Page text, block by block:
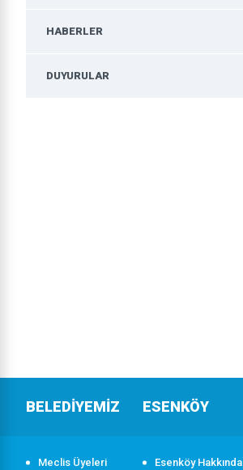
HABERLER
DUYURULAR
BELEDİYEMİZ
Meclis Üyeleri
ESENKÖY
Esenköy Hakkında